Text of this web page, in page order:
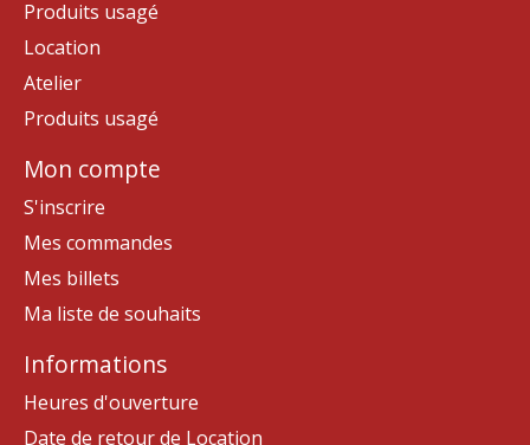
Produits usagé
Location
Atelier
Produits usagé
Mon compte
S'inscrire
Mes commandes
Mes billets
Ma liste de souhaits
Informations
Heures d'ouverture
Date de retour de Location